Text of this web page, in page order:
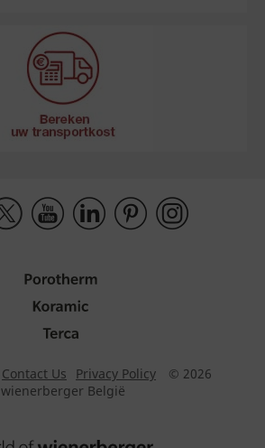
Contact Us Privacy Policy
© 2026
wienerberger België